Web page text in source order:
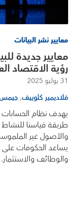
معايير نشر البيانات
معايير جديدة
رؤية الاقتصاد
31 يوليو 2025
فلاديمير كلوييف, جيمس
يهدف نظام
طريقة قياسنا
والأصول غير
يساعد الحكومات على
والوظائف والاستثمار.